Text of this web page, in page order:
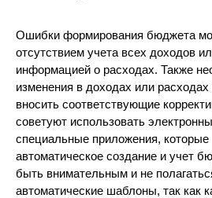
Ошибки формирования бюджета
отсутствием учета всех доходов
информацией о расходах. Также
изменения в доходах или расходах
вносить соответствующие
советуют использовать
специальные приложения, которые
автоматическое создание и учет
быть внимательным и не
автоматические шаблоны, так как